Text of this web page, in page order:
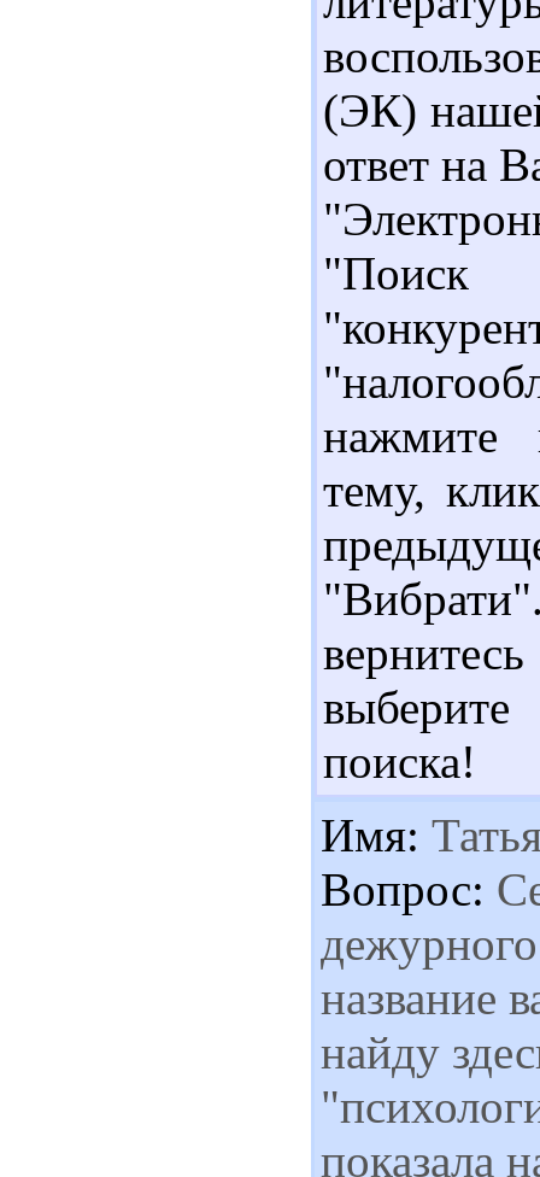
(ЭК)
ответ на
"Поиск
нажмите
тему,
поиска!
Имя:
Вопрос:
название
найду
показала